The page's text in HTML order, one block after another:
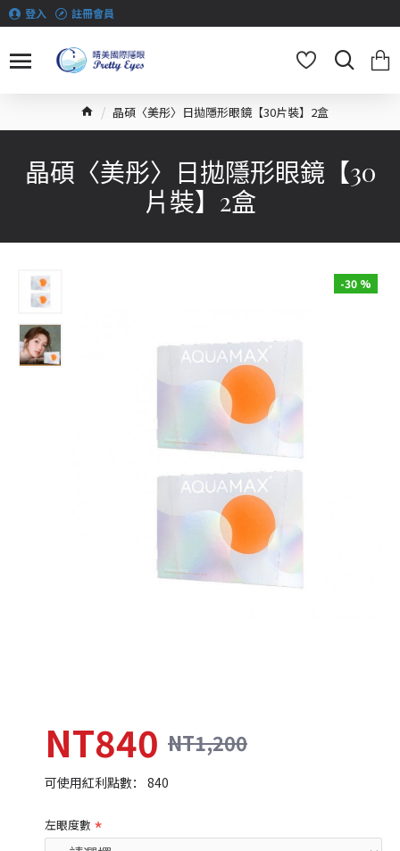
登入 註冊會員
晶碩〈美彤〉日拋隱形眼鏡【30片裝】2盒
晶碩〈美彤〉日拋隱形眼鏡【30
片裝】2盒
-30 %
NT840 NT1,200
可使用紅利點數： 840
左眼度數